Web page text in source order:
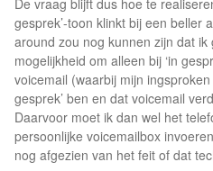
De vraag blijft dus hoe te
gesprek’-toon klinkt bij een beller
around zou nog kunnen zijn dat ik
mogelijkheid om alleen bij ‘in
voicemail (waarbij mijn
gesprek’ ben en dat voicemail
Daarvoor moet ik dan wel het
persoonlijke voicemailbox
nog afgezien van het feit of dat